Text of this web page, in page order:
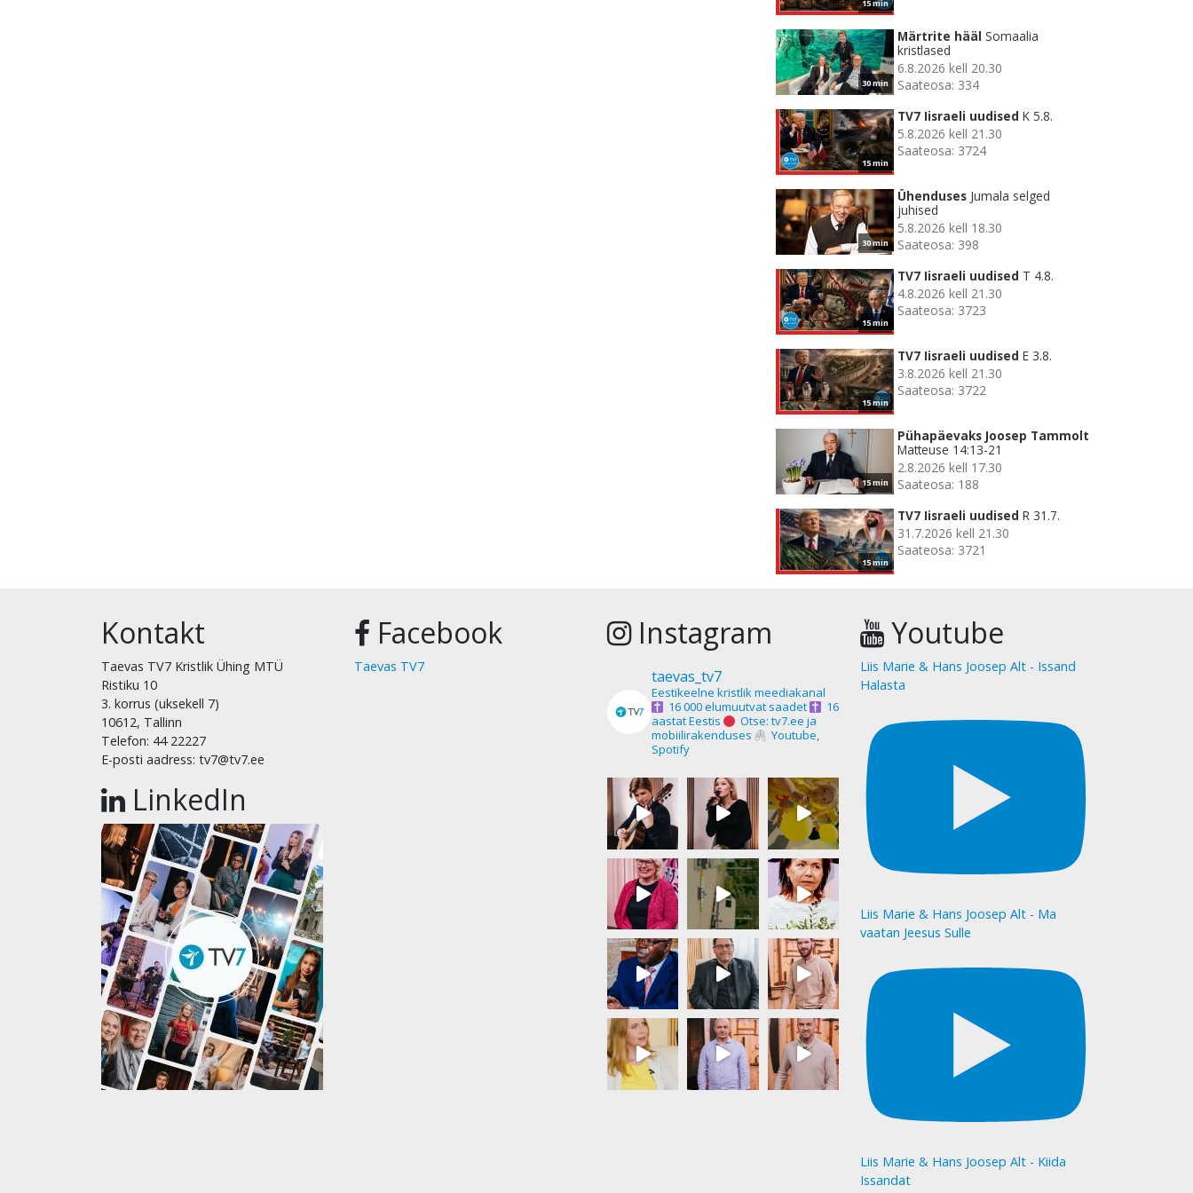
15 min
30 min
Märtrite hääl Somaalia
kristlased
6.8.2026 kell 20.30
Saateosa: 334
15 min
TV7 Iisraeli uudised K 5.8.
5.8.2026 kell 21.30
Saateosa: 3724
30 min
Ühenduses Jumala selged
juhised
5.8.2026 kell 18.30
Saateosa: 398
15 min
TV7 Iisraeli uudised T 4.8.
4.8.2026 kell 21.30
Saateosa: 3723
15 min
TV7 Iisraeli uudised E 3.8.
3.8.2026 kell 21.30
Saateosa: 3722
15 min
Pühapäevaks Joosep Tammolt
Matteuse 14:13-21
2.8.2026 kell 17.30
Saateosa: 188
15 min
TV7 Iisraeli uudised R 31.7.
31.7.2026 kell 21.30
Saateosa: 3721
Kontakt
Taevas TV7 Kristlik Ühing MTÜ
Ristiku 10
3. korrus (uksekell 7)
10612, Tallinn
Telefon: 44 22227
E-posti aadress: tv7@tv7.ee
LinkedIn
Facebook
Taevas TV7
Instagram
taevas_tv7
Eestikeelne kristlik meediakanal
16 000 elumuutvat saadet
16
aastat Eestis
Otse: tv7.ee ja
mobiilirakenduses
Youtube,
Spotify
Youtube
Liis Marie & Hans Joosep Alt - Issand
Halasta
Liis Marie & Hans Joosep Alt - Ma
vaatan Jeesus Sulle
Liis Marie & Hans Joosep Alt - Kiida
Issandat